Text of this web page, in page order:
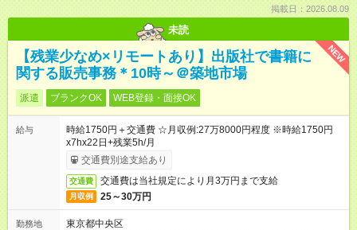
掲載日：2026.08.09
未読
NEW
【残業少なめ×リモートあり】出版社で書籍に
関する販売事務＊10時～＠築地市場
派遣 ブランクOK WEB登録・面接OK
給与
時給1750円＋交通費 ☆月収例:27万8000円程度 ※時給1750円
x7hx22日+残業5h/月
交通費別途支給あり
交通費 交通費は当社規定により月3万円まで支給
月収例 25～30万円
勤務地
東京都中央区